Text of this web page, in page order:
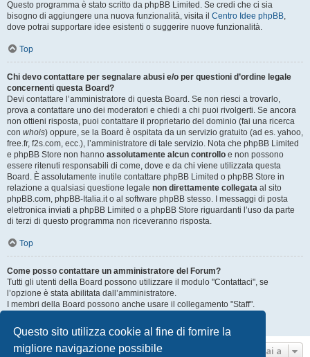
Questo sito utilizza cookie al fine di fornire la
migliore navigazione possibile
Questo programma è stato scritto da phpBB Limited. Se credi che ci sia
bisogno di aggiungere una nuova funzionalità, visita il Centro Idee phpBB,
dove potrai supportare idee esistenti o suggerire nuove funzionalità.
Top
Chi devo contattare per segnalare abusi e/o per questioni d’ordine legale
concernenti questa Board?
Devi contattare l’amministratore di questa Board. Se non riesci a trovarlo,
prova a contattare uno dei moderatori e chiedi a chi puoi rivolgerti. Se ancora
non ottieni risposta, puoi contattare il proprietario del dominio (fai una ricerca
con whois) oppure, se la Board è ospitata da un servizio gratuito (ad es. yahoo,
free.fr, f2s.com, ecc.), l’amministratore di tale servizio. Nota che phpBB Limited
e phpBB Store non hanno assolutamente alcun controllo e non possono
essere ritenuti responsabili di come, dove e da chi viene utilizzata questa
Board. È assolutamente inutile contattare phpBB Limited o phpBB Store in
relazione a qualsiasi questione legale non direttamente collegata al sito
phpBB.com, phpBB-Italia.it o al software phpBB stesso. I messaggi di posta
elettronica inviati a phpBB Limited o a phpBB Store riguardanti l’uso da parte
di terzi di questo programma non riceveranno risposta.
Top
Come posso contattare un amministratore del Forum?
Tutti gli utenti della Board possono utilizzare il modulo "Contattaci", se
l’opzione è stata abilitata dall’amministratore.
I membri della Board possono anche usare il collegamento "Staff".
Top
Vai a